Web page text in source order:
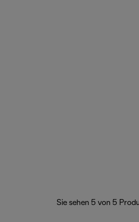
Sie sehen 5 von 5